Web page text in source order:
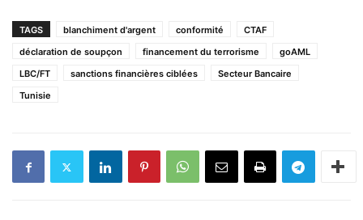
TAGS blanchiment d'argent conformité
CTAF
déclaration de soupçon
financement du terrorisme
goAML
LBC/FT
sanctions financières ciblées
Secteur Bancaire
Tunisie